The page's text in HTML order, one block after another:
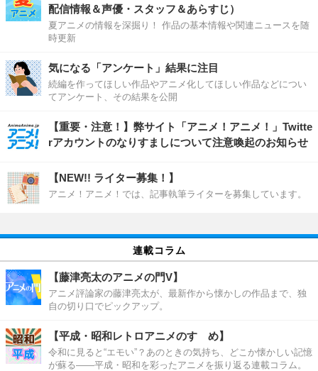
配信情報＆声優・スタッフ＆あらすじ）
夏アニメの情報を深掘り！ 作品の基本情報や関連ニュースを随
時更新
気になる「アンケート」結果に注目
続編を作ってほしい作品やアニメ化してほしい作品などについ
てアンケート、その結果を公開
【重要・注意！】弊サイト「アニメ！アニメ！」Twitte
rアカウントのなりすましについて注意喚起のお知らせ
【NEW!! ライター募集！】
アニメ！アニメ！では、記事執筆ライターを募集しています。
連載コラム
【藤津亮太のアニメの門V】
アニメ評論家の藤津亮太が、最新作から懐かしの作品まで、独
自の切り口でピックアップ。
【平成・昭和レトロアニメのすゝめ】
令和に見ると“エモい”？あのときの気持ち、どこか懐かしい記憶
が蘇る――平成・昭和を彩ったアニメを振り返る連載コラム。